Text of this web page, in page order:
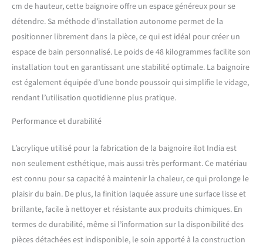
cm de hauteur, cette baignoire offre un espace généreux pour se
détendre. Sa méthode d’installation autonome permet de la
positionner librement dans la pièce, ce qui est idéal pour créer un
espace de bain personnalisé. Le poids de 48 kilogrammes facilite son
installation tout en garantissant une stabilité optimale. La baignoire
est également équipée d’une bonde poussoir qui simplifie le vidage,
rendant l’utilisation quotidienne plus pratique.
Performance et durabilité
L’acrylique utilisé pour la fabrication de la baignoire ilot India est
non seulement esthétique, mais aussi très performant. Ce matériau
est connu pour sa capacité à maintenir la chaleur, ce qui prolonge le
plaisir du bain. De plus, la finition laquée assure une surface lisse et
brillante, facile à nettoyer et résistante aux produits chimiques. En
termes de durabilité, même si l’information sur la disponibilité des
pièces détachées est indisponible, le soin apporté à la construction